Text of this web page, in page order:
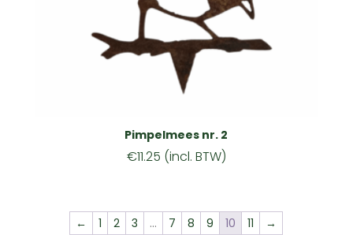
Pimpelmees nr. 2
€11.25 (incl. BTW)
← 1 2 3 … 7 8 9 10 11
→